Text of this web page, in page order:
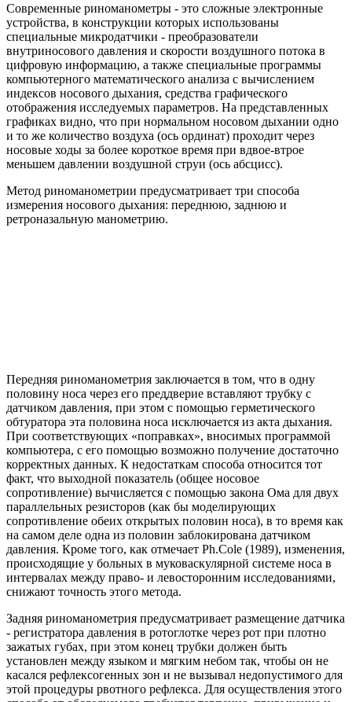
Современные риноманометры - это сложные электронные
устройства, в конструкции которых использованы
специальные микродатчики - преобразователи
внутриносового давления и скорости воздушного потока в
цифровую информацию, а также специальные программы
компьютерного математического анализа с вычислением
индексов носового дыхания, средства графического
отображения исследуемых параметров. На представленных
графиках видно, что при нормальном носовом дыхании одно
и то же количество воздуха (ось ординат) проходит через
носовые ходы за более короткое время при вдвое-втрое
меньшем давлении воздушной струи (ось абсцисс).
Метод риноманометрии предусматривает три способа
измерения носового дыхания: переднюю, заднюю и
ретроназальную манометрию.
Передняя риноманометрия заключается в том, что в одну
половину носа через его преддверие вставляют трубку с
датчиком давления, при этом с помощью герметического
обтуратора эта половина носа исключается из акта дыхания.
При соответствующих «поправках», вносимых программой
компьютера, с его помощью возможно получение достаточно
корректных данных. К недостаткам способа относится тот
факт, что выходной показатель (общее носовое
сопротивление) вычисляется с помощью закона Ома для двух
параллельных резисторов (как бы моделирующих
сопротивление обеих открытых половин носа), в то время как
на самом деле одна из половин заблокирована датчиком
давления. Кроме того, как отмечает Ph.Cole (1989), изменения,
происходящие у больных в муковаскулярной системе носа в
интервалах между право- и левосторонним исследованиями,
снижают точность этого метода.
Задняя риноманометрия предусматривает размещение датчика
- регистратора давления в ротоглотке через рот при плотно
зажатых губах, при этом конец трубки должен быть
установлен между языком и мягким небом так, чтобы он не
касался рефлексогенных зон и не вызывал недопустимого для
этой процедуры рвотного рефлекса. Для осуществления этого